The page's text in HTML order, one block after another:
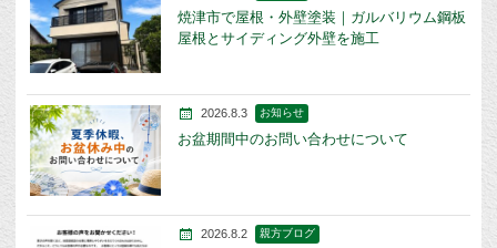
焼津市で屋根・外壁塗装｜ガルバリウム鋼板
屋根とサイディング外壁を施工
2026.8.3 お知らせ
お盆期間中のお問い合わせについて
2026.8.2 親方ブログ